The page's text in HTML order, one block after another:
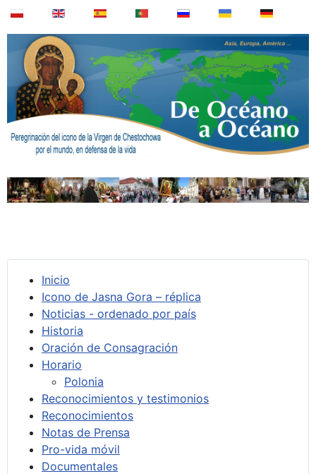
Inicio
Icono de Jasna Gora – réplica
Noticias - ordenado por país
Historia
Oración de Consagración
Horario
Polonia
Reconocimientos y testimonios
Reconocimientos
Notas de Prensa
Pro-vida móvil
Documentales